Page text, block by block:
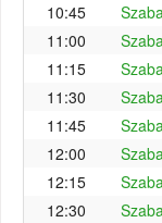
10:45
11:00
11:15
11:30
11:45
12:00
12:15
12:30